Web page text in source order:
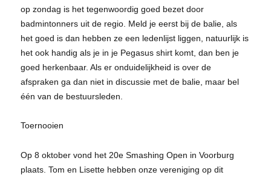
op zondag is het tegenwoordig goed bezet door
badmintonners uit de regio. Meld je eerst bij de balie, als
het goed is dan hebben ze een ledenlijst liggen, natuurlijk is
het ook handig als je in je Pegasus shirt komt, dan ben je
goed herkenbaar. Als er onduidelijkheid is over de
afspraken ga dan niet in discussie met de balie, maar bel
één van de bestuursleden.
Toernooien
Op 8 oktober vond het 20e Smashing Open in Voorburg
plaats. Tom en Lisette hebben onze vereniging op dit